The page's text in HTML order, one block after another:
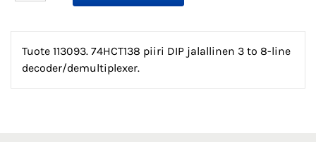
Tuote 113093. 74HCT138 piiri DIP jalallinen 3 to 8-line
decoder/demultiplexer.